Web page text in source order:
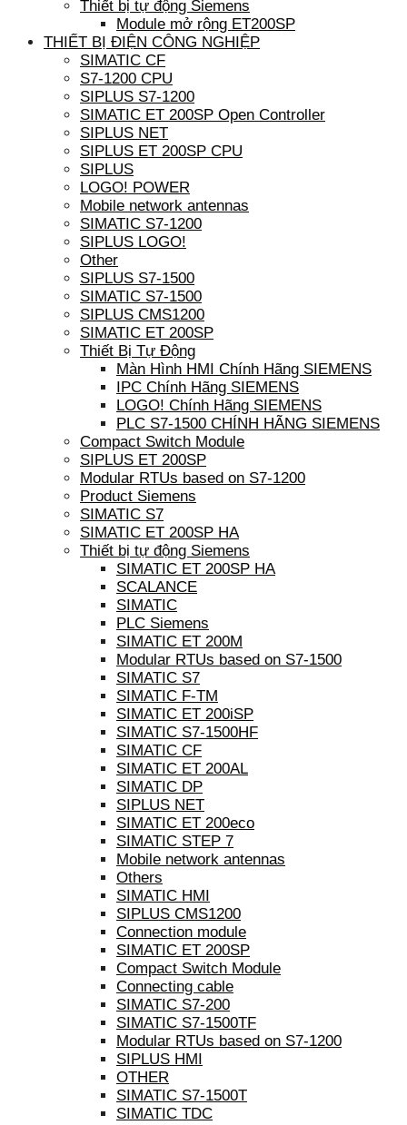
Thiết bị tự động Siemens
Module mở rộng ET200SP
THIẾT BỊ ĐIỆN CÔNG NGHIỆP
SIMATIC CF
S7-1200 CPU
SIPLUS S7-1200
SIMATIC ET 200SP Open Controller
SIPLUS NET
SIPLUS ET 200SP CPU
SIPLUS
LOGO! POWER
Mobile network antennas
SIMATIC S7-1200
SIPLUS LOGO!
Other
SIPLUS S7-1500
SIMATIC S7-1500
SIPLUS CMS1200
SIMATIC ET 200SP
Thiết Bị Tự Động
Màn Hình HMI Chính Hãng SIEMENS
IPC Chính Hãng SIEMENS
LOGO! Chính Hãng SIEMENS
PLC S7-1500 CHÍNH HÃNG SIEMENS
Compact Switch Module
SIPLUS ET 200SP
Modular RTUs based on S7-1200
Product Siemens
SIMATIC S7
SIMATIC ET 200SP HA
Thiết bị tự động Siemens
SIMATIC ET 200SP HA
SCALANCE
SIMATIC
PLC Siemens
SIMATIC ET 200M
Modular RTUs based on S7-1500
SIMATIC S7
SIMATIC F-TM
SIMATIC ET 200iSP
SIMATIC S7-1500HF
SIMATIC CF
SIMATIC ET 200AL
SIMATIC DP
SIPLUS NET
SIMATIC ET 200eco
SIMATIC STEP 7
Mobile network antennas
Others
SIMATIC HMI
SIPLUS CMS1200
Connection module
SIMATIC ET 200SP
Compact Switch Module
Connecting cable
SIMATIC S7-200
SIMATIC S7-1500TF
Modular RTUs based on S7-1200
SIPLUS HMI
OTHER
SIMATIC S7-1500T
SIMATIC TDC